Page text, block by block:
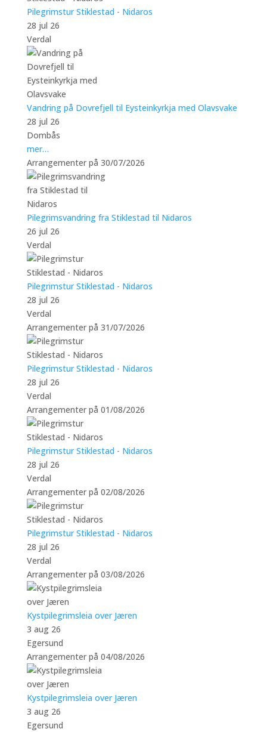
Pilegrimstur Stiklestad - Nidaros
28 jul 26
Verdal
Vandring på Dovrefjell til Eysteinkyrkja med Olavsvake
28 jul 26
Dombås
mer…
Arrangementer på 30/07/2026
Pilegrimsvandring fra Stiklestad til Nidaros
26 jul 26
Verdal
Pilegrimstur Stiklestad - Nidaros
28 jul 26
Verdal
Arrangementer på 31/07/2026
Pilegrimstur Stiklestad - Nidaros
28 jul 26
Verdal
Arrangementer på 01/08/2026
Pilegrimstur Stiklestad - Nidaros
28 jul 26
Verdal
Arrangementer på 02/08/2026
Pilegrimstur Stiklestad - Nidaros
28 jul 26
Verdal
Arrangementer på 03/08/2026
Kystpilegrimsleia over Jæren
3 aug 26
Egersund
Arrangementer på 04/08/2026
Kystpilegrimsleia over Jæren
3 aug 26
Egersund